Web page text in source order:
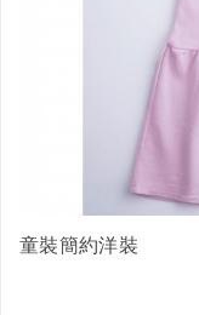
童裝簡約洋裝